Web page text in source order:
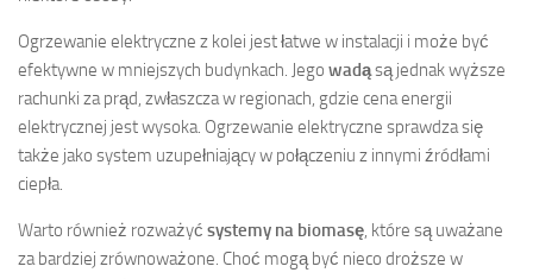
Ogrzewanie elektryczne z kolei jest łatwe w instalacji i może być
efektywne w mniejszych budynkach. Jego wadąsą jednak wyższe
rachunki za prąd, zwłaszcza w regionach, gdzie cena energii
elektrycznej jest wysoka. Ogrzewanie elektryczne sprawdza się
także jako system uzupełniający w połączeniu z innymi źródłami
ciepła.
Warto również rozważyć systemy na biomasę, które są uważane
za bardziej zrównoważone. Choć mogą być nieco droższe w